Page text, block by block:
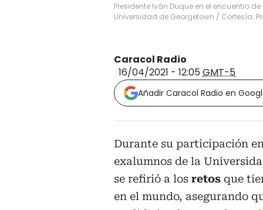
Presidente Iván Duque en el encuentro
Universidad de Georgetown / Cortesía:
Caracol Radio
16/04/2021 - 12:05GMT-5
Añadir Caracol Radio en
Durante su participación
exalumnos de la
se refirió a los retos que
en el mundo, asegurando